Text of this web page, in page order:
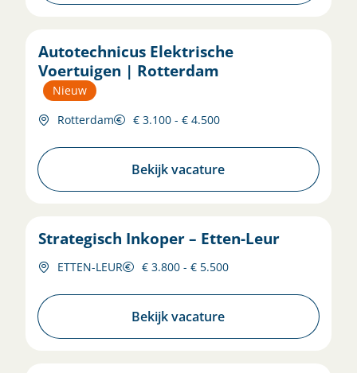
Autotechnicus Elektrische
Voertuigen | Rotterdam
Nieuw
Rotterdam
€ 3.100 - € 4.500
Bekijk vacature
Strategisch Inkoper – Etten-Leur
ETTEN-LEUR € 3.800 - € 5.500
Bekijk vacature